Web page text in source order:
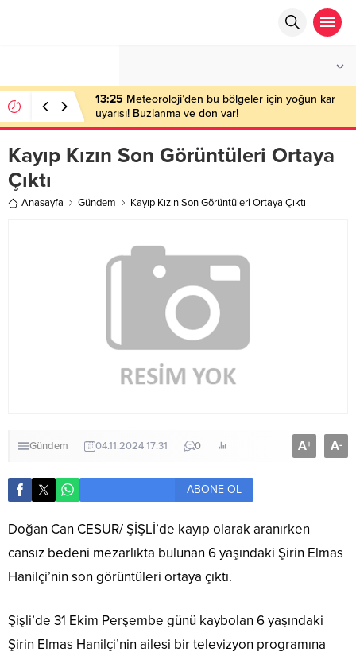
13:25 Meteoroloji’den bu bölgeler için yoğun kar
uyarısı! Buzlanma ve don var!
Kayıp Kızın Son Görüntüleri Ortaya
Çıktı
Anasayfa Gündem Kayıp Kızın Son Görüntüleri Ortaya Çıktı
Gündem 04.11.2024 17:31 0 A+ A-
ABONE OL
Doğan Can CESUR/ ŞİŞLİ’de kayıp olarak aranırken
cansız bedeni mezarlıkta bulunan 6 yaşındaki Şirin Elmas
Hanilçi’nin son görüntüleri ortaya çıktı.
Şişli’de 31 Ekim Perşembe günü kaybolan 6 yaşındaki
Şirin Elmas Hanilçi’nin ailesi bir televizyon programına